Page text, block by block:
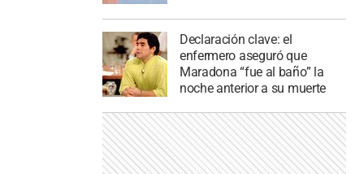
Declaración clave: el
enfermero aseguró que
Maradona “fue al baño” la
noche anterior a su muerte